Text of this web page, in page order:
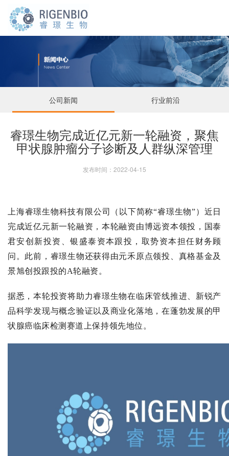
公司新闻 行业前沿
睿璟生物完成近亿元新一轮融资，聚焦
甲状腺肿瘤分子诊断及人群纵深管理
发布时间：2022-04-15
上海睿璟生物科技有限公司（以下简称“睿璟生物”）近日
完成近亿元新一轮融资，本轮融资由博远资本领投，国泰
君安创新投资、银盛泰资本跟投，取势资本担任财务顾
问。此前，睿璟生物还获得由元禾原点领投、真格基金及
景旭创投跟投的A轮融资。
据悉，本轮投资将助力睿璟生物在临床管线推进、新锐产
品科学发现与概念验证以及商业化落地，在蓬勃发展的甲
状腺癌临床检测赛道上保持领先地位。